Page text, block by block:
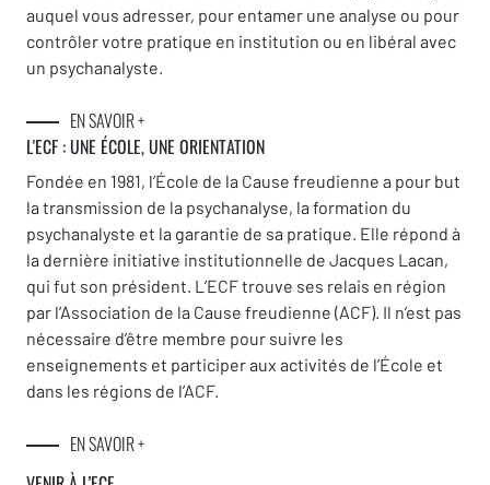
auquel vous adresser, pour entamer une analyse ou pour
contrôler votre pratique en institution ou en libéral avec
un psychanalyste.
EN SAVOIR +
L'ECF : UNE ÉCOLE, UNE ORIENTATION
Fondée en 1981, l’École de la Cause freudienne a pour but
la transmission de la psychanalyse, la formation du
psychanalyste et la garantie de sa pratique. Elle répond à
la dernière initiative institutionnelle de Jacques Lacan,
qui fut son président. L’ECF trouve ses relais en région
par l’Association de la Cause freudienne (ACF). Il n’est pas
nécessaire d’être membre pour suivre les
enseignements et participer aux activités de l’École et
dans les régions de l’ACF.
EN SAVOIR +